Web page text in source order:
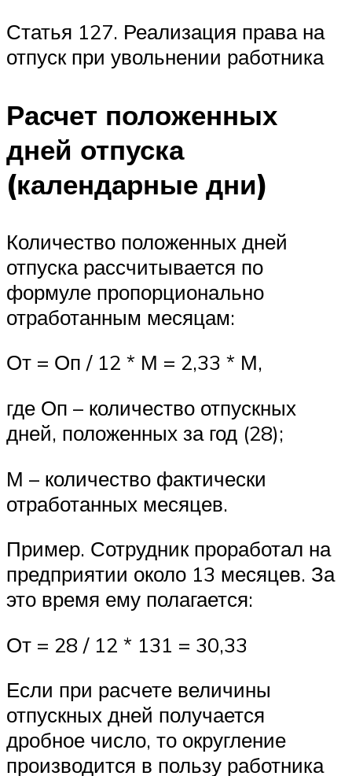
Статья 127. Реализация права на
отпуск при увольнении работника
Расчет положенных
дней отпуска
(календарные дни)
Количество положенных дней
отпуска рассчитывается по
формуле пропорционально
отработанным месяцам:
От = Оп / 12 * М = 2,33 * М,
где Оп – количество отпускных
дней, положенных за год (28);
М – количество фактически
отработанных месяцев.
Пример. Сотрудник проработал на
предприятии около 13 месяцев. За
это время ему полагается:
От = 28 / 12 * 131 = 30,33
Если при расчете величины
отпускных дней получается
дробное число, то округление
производится в пользу работника